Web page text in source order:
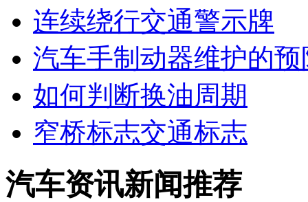
连续绕行交通警示牌
汽车手制动器维护的预
如何判断换油周期
窄桥标志交通标志
汽车资讯新闻推荐